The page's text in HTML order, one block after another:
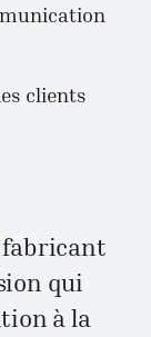
clients
fabricant
qui
à la